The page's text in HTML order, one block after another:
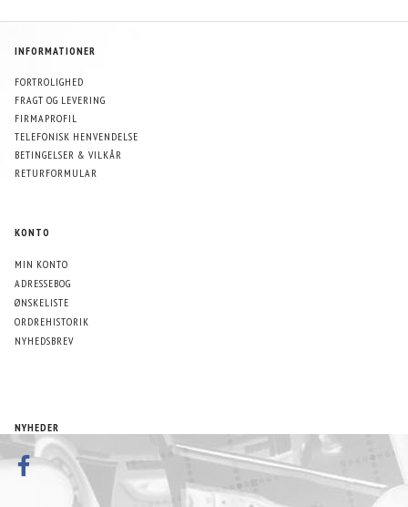
INFORMATIONER
FORTROLIGHED
FRAGT OG LEVERING
FIRMAPROFIL
TELEFONISK HENVENDELSE
BETINGELSER & VILKÅR
RETURFORMULAR
KONTO
MIN KONTO
ADRESSEBOG
ØNSKELISTE
ORDREHISTORIK
NYHEDSBREV
NYHEDER